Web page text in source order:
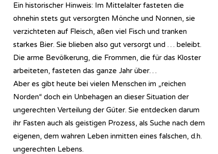
Ein historischer Hinweis: Im Mittelalter fasteten die
ohnehin stets gut versorgten Mönche und Nonnen, sie
verzichteten auf Fleisch, aßen viel Fisch und tranken
starkes Bier. Sie blieben also gut versorgt und … beleibt.
Die arme Bevölkerung, die Frommen, die für das Kloster
arbeiteten, fasteten das ganze Jahr über…
Aber es gibt heute bei vielen Menschen im „reichen
Norden“ doch ein Unbehagen an dieser Situation der
ungerechten Verteilung der Güter. Sie entdecken darum
ihr Fasten auch als geistigen Prozess, als Suche nach dem
eigenen, dem wahren Leben inmitten eines falschen, d.h.
ungerechten Lebens.